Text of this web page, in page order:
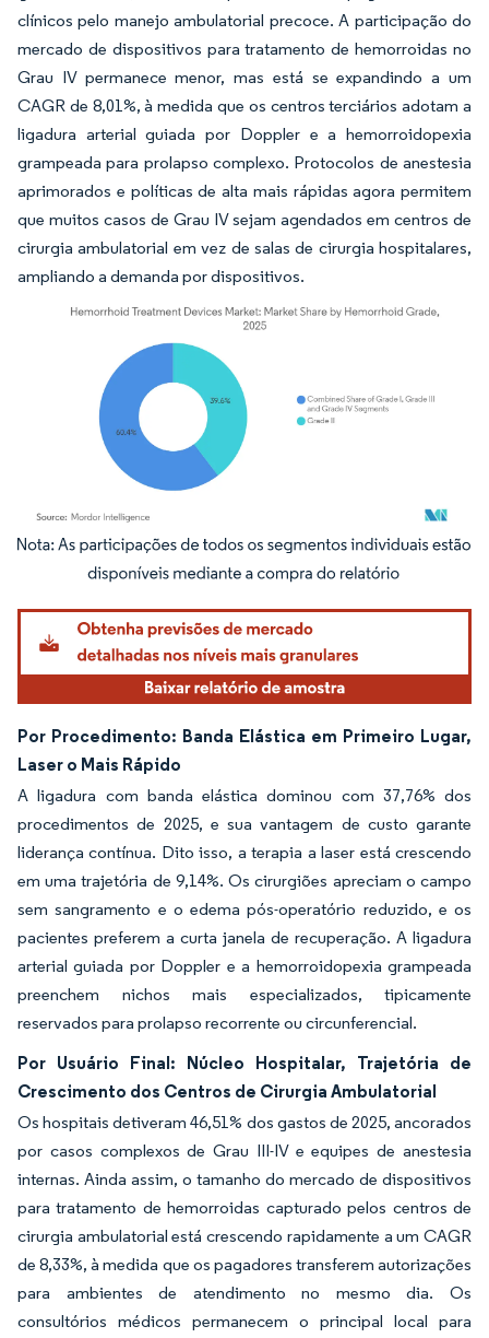
clínicos pelo manejo ambulatorial precoce. A participação do
mercado de dispositivos para tratamento de hemorroidas no
Grau IV permanece menor, mas está se expandindo a um
CAGR de 8,01%, à medida que os centros terciários adotam a
ligadura arterial guiada por Doppler e a hemorroidopexia
grampeada para prolapso complexo. Protocolos de anestesia
aprimorados e políticas de alta mais rápidas agora permitem
que muitos casos de Grau IV sejam agendados em centros de
cirurgia ambulatorial em vez de salas de cirurgia hospitalares,
ampliando a demanda por dispositivos.
Imagem © Mordor Intelligence. O reuso requer atribuição conforme CC BY 4.0.
Por Procedimento: Banda Elástica em Primeiro Lugar,
Laser o Mais Rápido
A ligadura com banda elástica dominou com 37,76% dos
procedimentos de 2025, e sua vantagem de custo garante
liderança contínua. Dito isso, a terapia a laser está crescendo
em uma trajetória de 9,14%. Os cirurgiões apreciam o campo
sem sangramento e o edema pós-operatório reduzido, e os
pacientes preferem a curta janela de recuperação. A ligadura
arterial guiada por Doppler e a hemorroidopexia grampeada
preenchem nichos mais especializados, tipicamente
reservados para prolapso recorrente ou circunferencial.
Por Usuário Final: Núcleo Hospitalar, Trajetória de
Crescimento dos Centros de Cirurgia Ambulatorial
Os hospitais detiveram 46,51% dos gastos de 2025, ancorados
por casos complexos de Grau III-IV e equipes de anestesia
internas. Ainda assim, o tamanho do mercado de dispositivos
para tratamento de hemorroidas capturado pelos centros de
cirurgia ambulatorial está crescendo rapidamente a um CAGR
de 8,33%, à medida que os pagadores transferem autorizações
para ambientes de atendimento no mesmo dia. Os
consultórios médicos permanecem o principal local para